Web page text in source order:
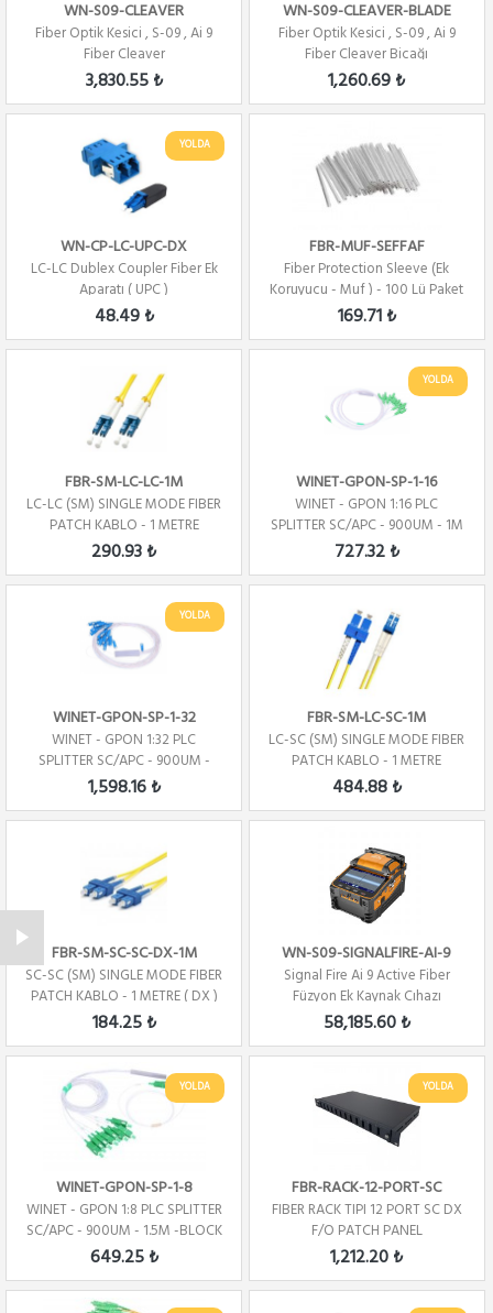
WN-S09-CLEAVER
Fiber Optik Kesici , S-09 , Ai 9
Fiber Cleaver
3,830.55 ₺
WN-S09-CLEAVER-BLADE
Fiber Optik Kesici , S-09 , Ai 9
Fiber Cleaver Bicağı
1,260.69 ₺
YOLDA
WN-CP-LC-UPC-DX
LC-LC Dublex Coupler Fiber Ek
Aparatı ( UPC )
48.49 ₺
FBR-MUF-SEFFAF
Fiber Protection Sleeve (Ek
Koruyucu - Muf ) - 100 Lü Paket
169.71 ₺
FBR-SM-LC-LC-1M
LC-LC (SM) SINGLE MODE FIBER
PATCH KABLO - 1 METRE
290.93 ₺
YOLDA
WINET-GPON-SP-1-16
WINET - GPON 1:16 PLC
SPLITTER SC/APC - 900UM - 1M
-BLOCK TYPE
727.32 ₺
YOLDA
WINET-GPON-SP-1-32
WINET - GPON 1:32 PLC
SPLITTER SC/APC - 900UM -
1.5M
1,598.16 ₺
FBR-SM-LC-SC-1M
LC-SC (SM) SINGLE MODE FIBER
PATCH KABLO - 1 METRE
484.88 ₺
FBR-SM-SC-SC-DX-1M
SC-SC (SM) SINGLE MODE FIBER
PATCH KABLO - 1 METRE ( DX )
184.25 ₺
WN-S09-SIGNALFIRE-AI-9
Signal Fire Ai 9 Active Fiber
Füzyon Ek Kaynak Cıhazı
58,185.60 ₺
YOLDA
WINET-GPON-SP-1-8
WINET - GPON 1:8 PLC SPLITTER
SC/APC - 900UM - 1.5M -BLOCK
TYPE
649.25 ₺
YOLDA
FBR-RACK-12-PORT-SC
FIBER RACK TIPI 12 PORT SC DX
F/O PATCH PANEL
1,212.20 ₺